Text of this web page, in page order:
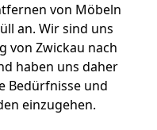
von Möbeln
an. Wir sind uns
von Zwickau nach
haben uns daher
Bedürfnisse und
einzugehen.